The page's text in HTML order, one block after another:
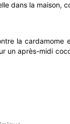
dans la maison,
la
un après-midi